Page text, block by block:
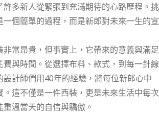
許多新人從緊張到充滿期待的心路歷程。挑
個簡單的過程，而是新郎對未來一生的宣
常昂貴，但事實上，它帶來的意義與滿足
費與時間。從選擇布料、款式，到每一針線
設計師們用40年的經驗，將每位新郎心中
。這不僅是一件西裝，更是未來生活中每次
溫當天的自信與驕傲。